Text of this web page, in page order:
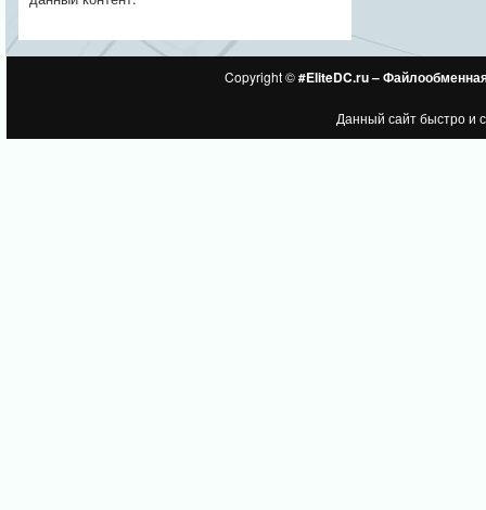
Copyright ©#EliteDC.ru –
Данный сайт быстро и